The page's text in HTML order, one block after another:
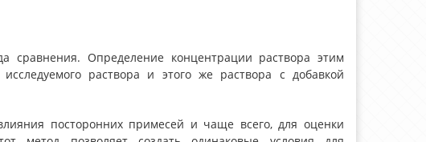
сравнения. Определение концентрации раствора этим
раствора и этого же раствора с добавкой
посторонних примесей и чаще всего, для оценки